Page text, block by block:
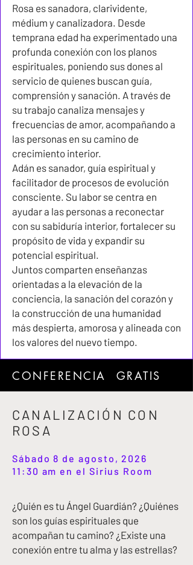
Rosa es sanadora, clarividente,
médium y canalizadora. Desde
temprana edad ha experimentado una
profunda conexión con los planos
espirituales, poniendo sus dones al
servicio de quienes buscan guía,
comprensión y sanación. A través de
su trabajo canaliza mensajes y
frecuencias de amor, acompañando a
las personas en su camino de
crecimiento interior.
Adán es sanador, guía espiritual y
facilitador de procesos de evolución
consciente. Su labor se centra en
ayudar a las personas a reconectar
con su sabiduría interior, fortalecer su
propósito de vida y expandir su
potencial espiritual.
Juntos comparten enseñanzas
orientadas a la elevación de la
conciencia, la sanación del corazón y
la construcción de una humanidad
más despierta, amorosa y alineada con
los valores del nuevo tiempo.
CONFERENCIA GRATIS
CANALIZACIÓN CON
ROSA
Sábado 8 de agosto, 2026
11:30 am en el Sirius Room
¿Quién es tu Ángel Guardián? ¿Quiénes
son los guías espirituales que
acompañan tu camino? ¿Existe una
conexión entre tu alma y las estrellas?